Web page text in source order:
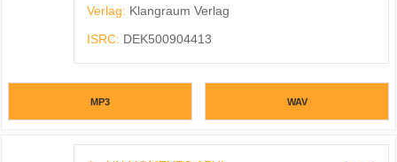
Verlag: Klangraum Verlag
ISRC: DEK500904413
MP3 WAV